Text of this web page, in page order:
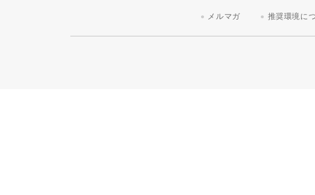
メルマガ 推奨環境に